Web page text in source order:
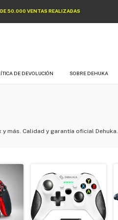
50.000 VENTAS REALIZADAS
DE DEVOLUCIÓN SOBRE DEHUKA
más. Calidad y garantía oficial Dehuka.